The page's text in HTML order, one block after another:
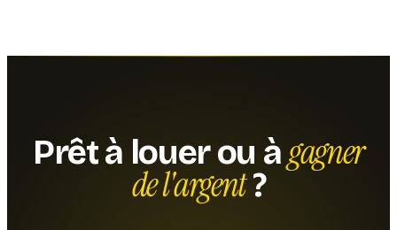
Prêt à louer ou àgagner
de l'argent?